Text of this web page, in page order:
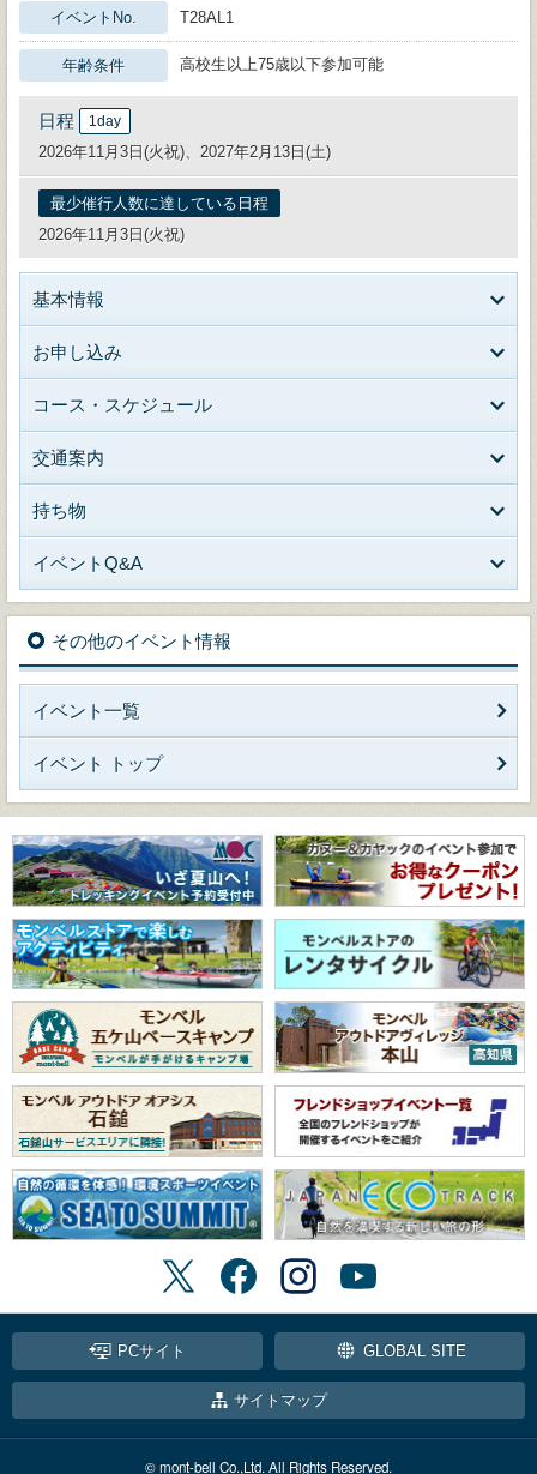
イベントNo. T28AL1
年齢条件 高校生以上75歳以下参加可能
日程 1day
2026年11月3日(火祝)、2027年2月13日(土)
最少催行人数に達している日程
2026年11月3日(火祝)
基本情報
お申し込み
コース・スケジュール
交通案内
持ち物
イベントQ&A
その他のイベント情報
イベント一覧
イベント トップ
PCサイト GLOBAL SITE
サイトマップ
© mont-bell Co.,Ltd. All Rights Reserved.